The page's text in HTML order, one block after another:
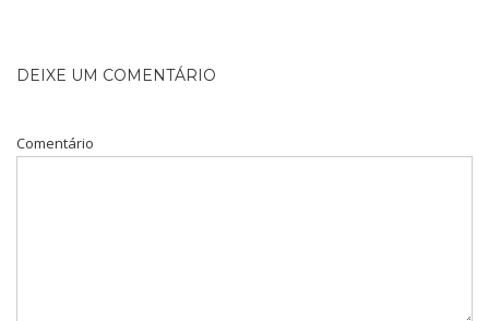
DEIXE UM COMENTÁRIO
Comentário